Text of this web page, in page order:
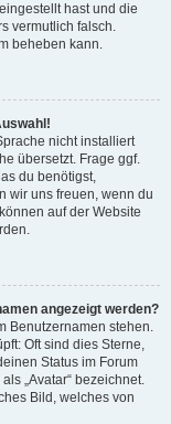
hast und die
vermutlich falsch.
beheben kann.
nicht installiert
übersetzt. Frage ggf.
du benötigst,
wir uns freuen, wenn du
auf der Website
angezeigt werden?
Benutzernamen stehen.
Oft sind dies Sterne,
Status im Forum
„Avatar“ bezeichnet.
Bild, welches von